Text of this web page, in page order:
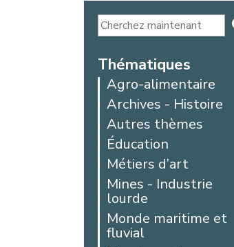
Thématiques
Agro-alimentaire
Archives - Histoire
Autres thèmes
Éducation
Métiers d’art
Mines - Industrie
lourde
Monde maritime et
fluvial